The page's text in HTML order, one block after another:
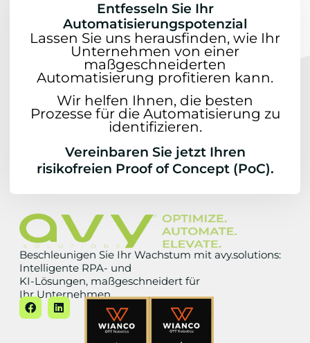
Entfesseln Sie Ihr
Automatisierungspotenzial
Lassen Sie uns herausfinden, wie Ihr
Unternehmen von einer
maßgeschneiderten
Automatisierung profitieren kann.
Wir helfen Ihnen, die besten
Prozesse für die Automatisierung zu
identifizieren.
Vereinbaren Sie jetzt Ihren
risikofreien Proof of Concept (PoC).
Beschleunigen Sie Ihr Wachstum mit avy.solutions:
Intelligente RPA- und
KI-Lösungen, maßgeschneidert für
Ihr Unternehmen.